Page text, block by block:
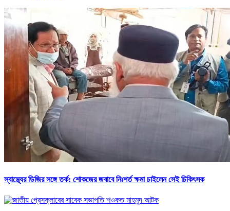
স্বাস্থ্যের ডিজির সঙ্গে তর্ক: শোকজের জবাবে নিঃশর্ত ক্ষমা চাইলেন সেই চিকিৎসক